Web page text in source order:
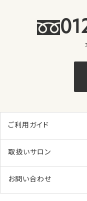
ご利用ガイド
取扱いサロン
お問い合わせ